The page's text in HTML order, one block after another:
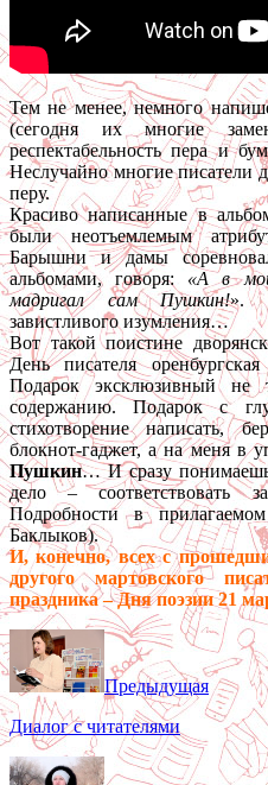
Тем не менее, немного
(сегодня их многие
респектабельность пера и
Неслучайно многие писатели
перу.
Красиво написанные в
были неотъемлемым
Барышни и дамы
альбомами, говоря: «А в
мадригал сам Пушкин!».
завистливого изумления…
Вот такой поистине
День писателя
Подарок эксклюзивный
содержанию. Подарок с
стихотворение написать,
блокнот-гаджет, а на меня в
Пушкин… И сразу понимаешь,
дело – соответствовать
Подробности в
Баклыков).
И, конечно, всех с
другого мартовского
праздника – Дня поэзии 21
Предыдущая
Диалог с читателями